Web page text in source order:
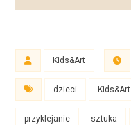
Kids&Art
dzieci Kids&Art
przyklejanie sztuka